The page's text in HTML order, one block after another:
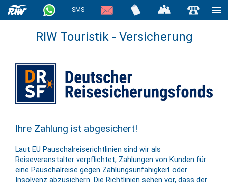
SMS
RIW Touristik - Versicherung
Ihre Zahlung ist abgesichert!
Laut EU Pauschalreiserichtlinien sind wir als
Reiseveranstalter verpflichtet, Zahlungen von Kunden für
eine Pauschalreise gegen Zahlungsunfähigkeit oder
Insolvenz abzusichern. Die Richtlinien sehen vor, dass der